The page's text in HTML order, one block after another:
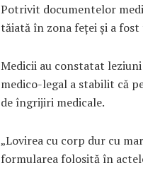
Potrivit documentelor
tăiată în zona feței și a
Medicii au constatat
medico-legal a stabilit că
de îngrijiri medicale.
„Lovirea cu corp dur cu
formularea folosită în